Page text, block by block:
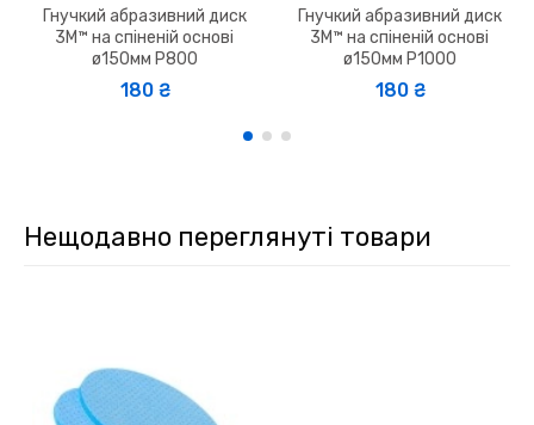
Гнучкий абразивний диск
3M™ на спіненій основі
ø150мм P800
180 ₴
Гнучкий абразивний диск
3M™ на спіненій основі
ø150мм P1000
180 ₴
Нещодавно переглянуті товари